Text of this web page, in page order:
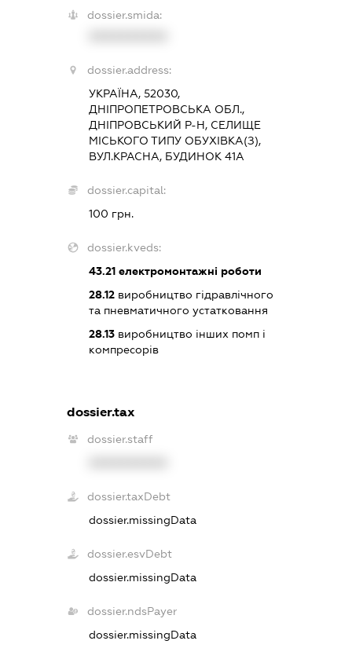
dossier.smida:
dossier.address:
УКРАЇНА, 52030,
ДНІПРОПЕТРОВСЬКА ОБЛ.,
ДНІПРОВСЬКИЙ Р-Н, СЕЛИЩЕ
МІСЬКОГО ТИПУ ОБУХІВКА(З),
ВУЛ.КРАСНА, БУДИНОК 41А
dossier.capital:
100 грн.
dossier.kveds:
43.21 електромонтажні роботи
28.12 виробництво гідравлічного
та пневматичного устатковання
28.13 виробництво інших помп і
компресорів
dossier.tax
dossier.staff
dossier.taxDebt
dossier.missingData
dossier.esvDebt
dossier.missingData
dossier.ndsPayer
dossier.missingData